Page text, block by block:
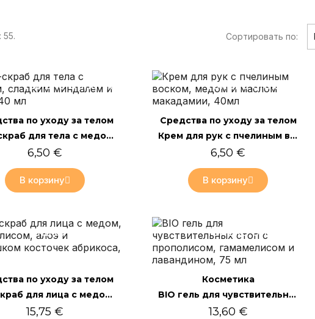
55. Сортировать по:
Быстрый просмотр
Только онлайн
по уходу за телом
Био-скраб для тела с медом, сладким миндалем и алоэ, 40 мл
6,50 €
В корзину
Быстрый просмотр
Только онлайн
Средства по уходу за телом
Крем для рук с пчелиным воском, медом и маслом макадамии, 40мл
6,50 €
В корзину
Быстрый просмотр
Только онлайн
по уходу за телом
BIO скраб для лица с медом, прополисом, алоэ и порошком косточек абрикоса, 75 мл
15,75 €
Быстрый просмотр
Только онлайн
Косметика
BIO гель для чувствительных стоп с прополисом, гамамелисом и лавандином, 75 мл
13,60 €